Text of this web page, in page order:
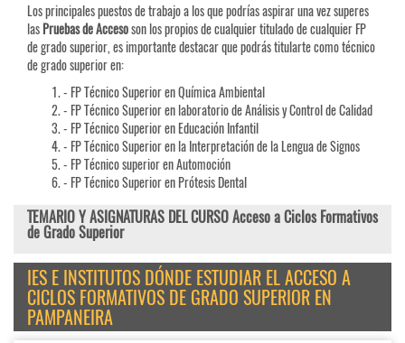
Los principales puestos de trabajo a los que podrías aspirar una vez superes
lasPruebas deAccesoson los propios de cualquier titulado de cualquier FP
de grado superior, es importante destacar que podrás titularte como técnico
de grado superior en:
- FP Técnico Superior en Química Ambiental
- FP Técnico Superior en laboratorio de Análisis y Control de Calidad
- FP Técnico Superior en Educación Infantil
- FP Técnico Superior en la Interpretación de la Lengua de Signos
- FP Técnico superior en Automoción
- FP Técnico Superior en Prótesis Dental
TEMARIO Y ASIGNATURAS DEL CURSO Acceso a Ciclos Formativos
de Grado Superior
IES E INSTITUTOS DÓNDE ESTUDIAR EL ACCESO A
CICLOS FORMATIVOS DE GRADO SUPERIOR EN
PAMPANEIRA